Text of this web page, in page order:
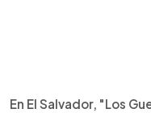
En El Salvador, "Los